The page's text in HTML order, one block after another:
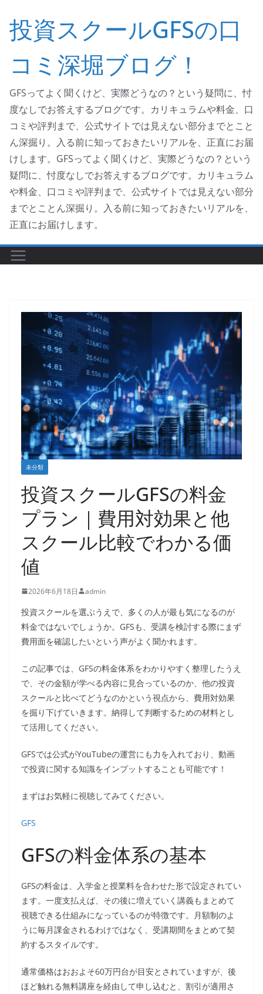
投資スクールGFSの口
コミ深堀ブログ！
GFSってよく聞くけど、実際どうなの？という疑問に、忖
度なしでお答えするブログです。カリキュラムや料金、口
コミや評判まで、公式サイトでは見えない部分までとこと
ん深掘り。入る前に知っておきたいリアルを、正直にお届
けします。GFSってよく聞くけど、実際どうなの？という
疑問に、忖度なしでお答えするブログです。カリキュラム
や料金、口コミや評判まで、公式サイトでは見えない部分
までとことん深掘り。入る前に知っておきたいリアルを、
正直にお届けします。
未分類
投資スクールGFSの料金
プラン｜費用対効果と他
スクール比較でわかる価
値
2026年6月18日 admin
投資スクールを選ぶうえで、多くの人が最も気になるのが
料金ではないでしょうか。GFSも、受講を検討する際にまず
費用面を確認したいという声がよく聞かれます。
この記事では、GFSの料金体系をわかりやすく整理したうえ
で、その金額が学べる内容に見合っているのか、他の投資
スクールと比べてどうなのかという視点から、費用対効果
を掘り下げていきます。納得して判断するための材料とし
て活用してください。
GFSでは公式がYouTubeの運営にも力を入れており、動画
で投資に関する知識をインプットすることも可能です！
まずはお気軽に視聴してみてください。
GFS
GFSの料金体系の基本
GFSの料金は、入学金と授業料を合わせた形で設定されてい
ます。一度支払えば、その後に増えていく講義もまとめて
視聴できる仕組みになっているのが特徴です。月額制のよ
うに毎月課金されるわけではなく、受講期間をまとめて契
約するスタイルです。
通常価格はおおよそ60万円台が目安とされていますが、後
ほど触れる無料講座を経由して申し込むと、割引が適用さ